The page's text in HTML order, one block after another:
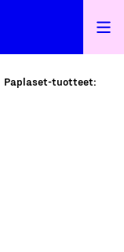
Paplaset-tuotteet: